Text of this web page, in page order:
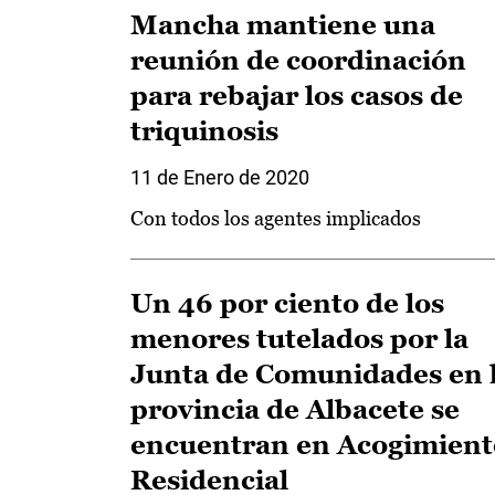
Mancha mantiene una
reunión de coordinación
para rebajar los casos de
triquinosis
11 de Enero de 2020
Con todos los agentes implicados
Un 46 por ciento de los
menores tutelados por la
Junta de Comunidades en
provincia de Albacete se
encuentran en
Residencial